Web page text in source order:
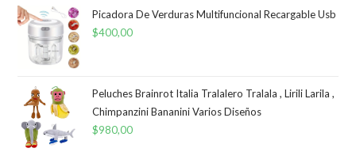
Picadora De Verduras Multifuncional Recargable Usb
$400,00
Peluches Brainrot Italia Tralalero Tralala , Lirili Larila ,
Chimpanzini Bananini Varios Diseños
$980,00